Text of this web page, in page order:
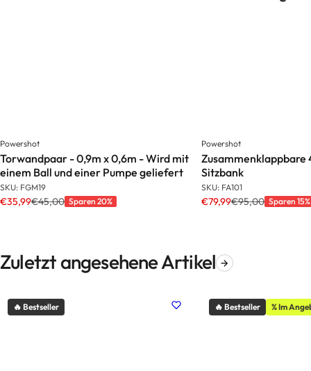
Powershot
Torwandpaar - 0,9m x 0,6m - Wird mit
einem Ball und einer Pumpe geliefert
SKU: FGM19
€35,99€45,00 Sparen 20%
Powershot
Zusammenklappbare
Sitzbank
SKU: FA101
€79,99€95,00 Sparen 15%
Zuletzt angesehene Artikel
🔥 Bestseller 🔥 Bestseller % Im